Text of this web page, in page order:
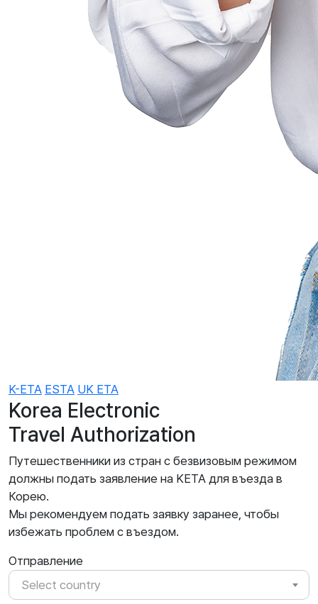
K-ETA ESTA UK ETA
Korea Electronic
Travel Authorization
Путешественники из стран с безвизовым режимом
должны подать заявление на KETA для въезда в
Корею.
Мы рекомендуем подать заявку заранее, чтобы
избежать проблем с въездом.
Отправление
Select country